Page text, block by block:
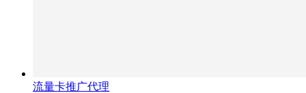
流量卡推广代理